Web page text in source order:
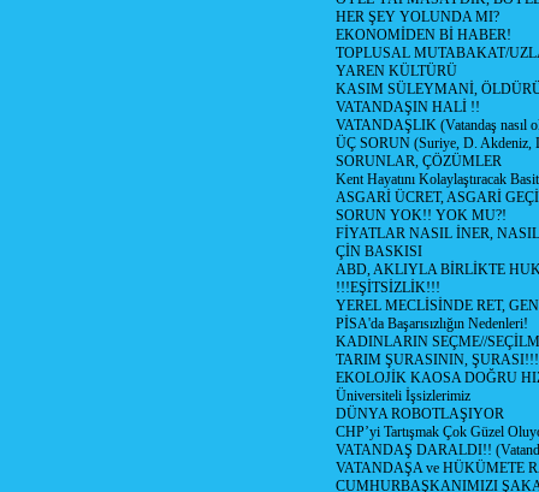
HER ŞEY YOLUNDA MI?
EKONOMİDEN Bİ HABER!
TOPLUSAL MUTABAKAT/
YAREN KÜLTÜRÜ
KASIM SÜLEYMANİ,
VATANDAŞIN HALİ !!
VATANDAŞLIK (Vatandaş nasıl
ÜÇ SORUN (Suriye, D. Akdeniz,
SORUNLAR, ÇÖZÜMLER
Kent Hayatını Kolaylaştıracak
ASGARİ ÜCRET, ASGARİ
SORUN YOK!! YOK MU?!
FİYATLAR NASIL İNER,
ÇİN BASKISI
ABD, AKLIYLA BİRLİKTE
!!!EŞİTSİZLİK!!!
YEREL MECLİSİNDE RET,
PİSA'da Başarısızlığın Nedenleri!
KADINLARIN SEÇME//
TARIM ŞURASININ, ŞURASI!!!
EKOLOJİK KAOSA DOĞRU
Üniversiteli İşsizlerimiz
DÜNYA ROBOTLAŞIYOR
CHP’yi Tartışmak Çok Güzel
VATANDAŞ DARALDI!!
VATANDAŞA ve HÜKÜMETE
CUMHURBAŞKANIMIZI